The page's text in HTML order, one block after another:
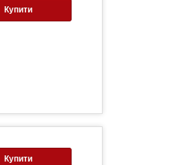
Купити
Купити